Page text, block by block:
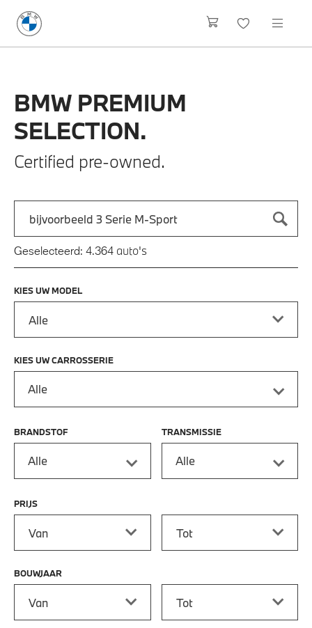
BMW PREMIUM
SELECTION.
Certified pre-owned.
Zoek naar een automodel, bijvoorbeeld 3 Serie M-Sport
Typ een automodel in en druk op enter om te zoeken
Geselecteerd: 4.364 auto's
KIES UW MODEL
KIES UW CARROSSERIE
Alle
BRANDSTOF
Alle
TRANSMISSIE
Alle
PRIJS
BOUWJAAR